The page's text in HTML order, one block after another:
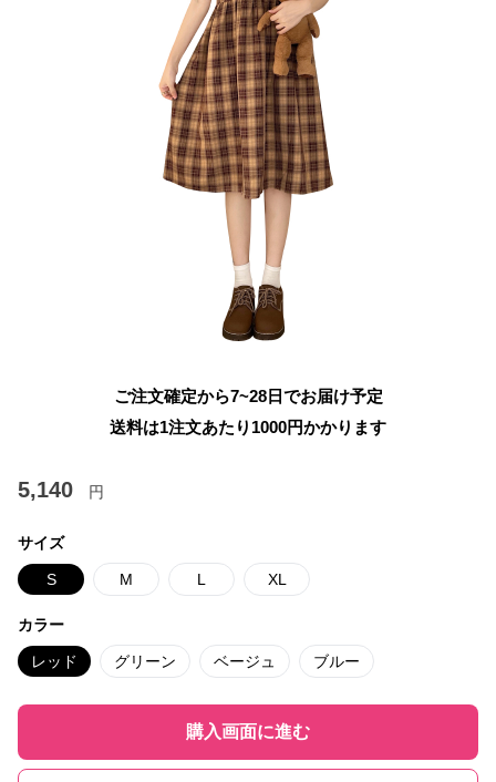
ご注文確定から7~28日でお届け予定
送料は1注文あたり 1000円かかります
5,140 円
サイズ
S M L XL
カラー
レッド グリーン ベージュ ブルー
購入画面に進む